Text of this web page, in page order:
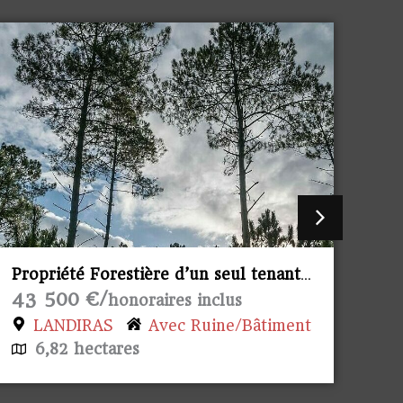
Propriété Forestière d’un seul tenant.
145 00 €/honoraires inclus
AINHARP
26,26 hectares